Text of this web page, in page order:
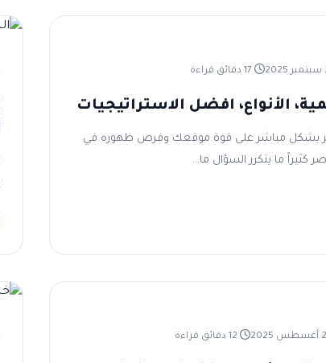
الأنواع، افضل الاستراتيجيات
بشكل مباشر على قوة موقعك وفرص ظهوره في
كثيراً ما يتكرر السؤال ما...